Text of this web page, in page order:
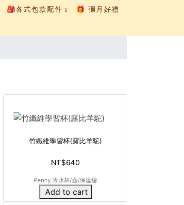
🎒各式包款配件 🎁 彌月好禮
竹纖維學習杯(露比羊駝)
NT$640
Penny 冷水杯/壺/保溫罐
Add to cart